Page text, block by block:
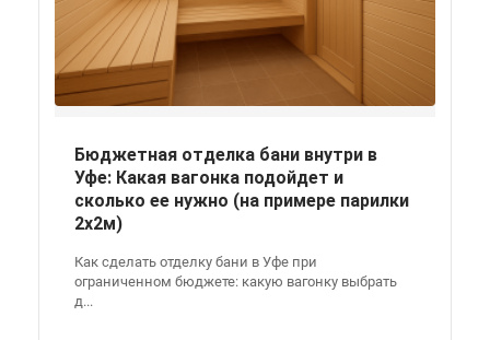
Бюджетная отделка бани внутри в
Уфе: Какая вагонка подойдет и
сколько ее нужно (на примере парилки
2x2м)
Как сделать отделку бани в Уфе при
ограниченном бюджете: какую вагонку выбрать
д...